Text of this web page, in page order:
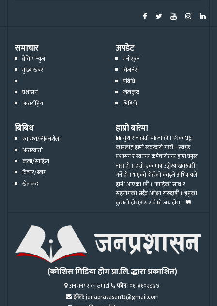
समाचार
ब्रेकिंग न्युज
मुख्य खबर
प्रशासन
अन्तर्राष्ट्रिय
अपडेट
मनोरञ्जन
बिजनेस
प्रविधि
खेलकुद
भिडियो
बिबिध
स्वास्थ्य/जीवनशैली
अन्तरवार्ता
कला/साहित्य
विचार/ब्लग
खेलकुद
हाम्रो बारेमा
सुशासन हाम्रो चाहना हो । हरेक भ्रष्ट्र
कामलाई हामी खवरदारी गर्छौ । स्वच्छ
प्रशासन र स्वतन्त्र कर्मचारीतन्त्र हाम्रो प्रमुख
नारा हो । हाम्रो एक मात्र उद्धेश्य खवरदारी
गर्ने हो । भ्रष्ट्रको दोहोलो काढ्ने अभिप्रायले
हामी आएका छौं । तपाईको साथ र
सहयोगको सदैव अपेक्षा राख्दछौं । भ्रष्ट्रको
कुभलो होस्,अरु सवैको जय होस् ।
(कोशिस मिडिया होम प्रा.लि. द्धारा प्रकाशित)
अनामनगर काठमाडौं फोन: ०१-४१०२८७४
इमेल:janaprasasan12@gmail.com